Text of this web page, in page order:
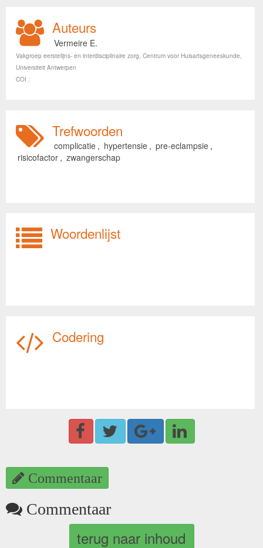
Auteurs
Vermeire E.
Vakgroep eerstelijns- en interdisciplinaire zorg, Centrum voor Huisartsgeneeskunde,
Universiteit Antwerpen
COI :
Trefwoorden
complicatie , hypertensie , pre-eclampsie ,
risicofactor , zwangerschap
Woordenlijst
Codering
Commentaar
Commentaar
terug naar inhoud